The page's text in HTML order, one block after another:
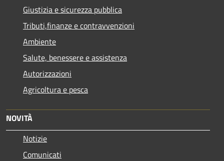
Giustizia e sicurezza pubblica
Tributi,finanze e contravvenzioni
Ambiente
Salute, benessere e assistenza
Autorizzazioni
Agricoltura e pesca
NOVITÀ
Notizie
Comunicati